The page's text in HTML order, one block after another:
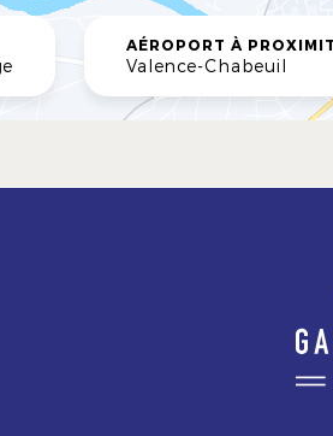
AÉROPORT À
Valence-Chabeuil